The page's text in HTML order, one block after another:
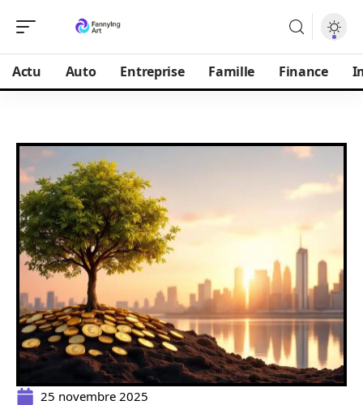
Actu Auto Entreprise Famille Finance
25 novembre 2025